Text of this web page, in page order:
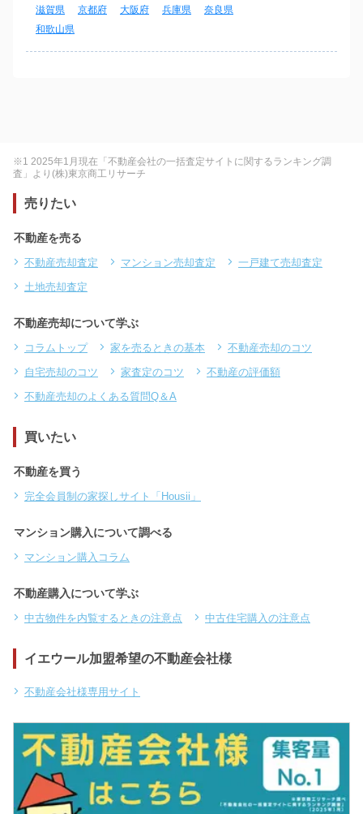
滋賀県 京都府 大阪府 兵庫県
奈良県
和歌山県
※1 2025年1月現在「不動産会社の一括査定サイトに関するランキング調
査」より(株)東京商工リサーチ
売りたい
不動産を売る
不動産売却査定 マンション売却査定
一戸建て売却査定
土地売却査定
不動産売却について学ぶ
コラムトップ 家を売るときの基本
不動産売却のコツ
自宅売却のコツ
家査定のコツ
不動産の評価額
不動産売却のよくある質問Q＆A
買いたい
不動産を買う
完全会員制の家探しサイト「Housii」
マンション購入について調べる
マンション購入コラム
不動産購入について学ぶ
中古物件を内覧するときの注意点 中古住宅購入の注意点
イエウール加盟希望の不動産会社様
不動産会社様専用サイト